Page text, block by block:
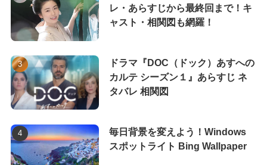
レ・あらすじから最終回まで！キ
ャスト・相関図も網羅！
ドラマ『DOC（ドック）あすへの
カルテ シーズン１』あらすじ ネ
タバレ 相関図
毎日背景を変えよう！Windows
スポットライト Bing Wallpaper